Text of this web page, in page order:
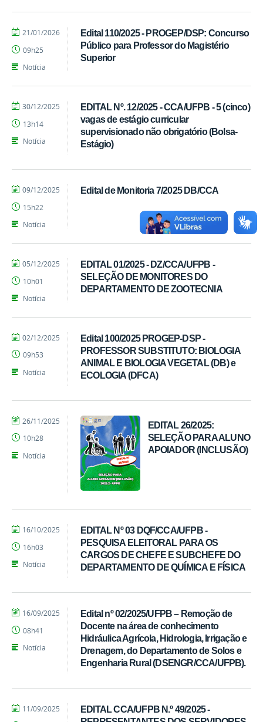
Edital 110/2025 - PROGEP/DSP: Concurso
Público para Professor do Magistério
Superior
por
Candido
publicado
21/01/2026
09h25
Notícia
EDITAL Nº. 12/2025 - CCA/UFPB - 5 (cinco)
vagas de estágio curricular
supervisionado não obrigatório (Bolsa-
Estágio)
por
Candido
publicado
30/12/2025
13h14
Notícia
Edital de Monitoria 7/2025 DB/CCA
por
Candido
publicado
09/12/2025
15h22
Notícia
EDITAL 01/2025 - DZ/CCA/UFPB -
SELEÇÃO DE MONITORES DO
DEPARTAMENTO DE ZOOTECNIA
por
Candido
publicado
05/12/2025
10h01
Notícia
Edital 100/2025 PROGEP-DSP -
PROFESSOR SUBSTITUTO: BIOLOGIA
ANIMAL E BIOLOGIA VEGETAL (DB) e
ECOLOGIA (DFCA)
por
Candido
publicado
02/12/2025
09h53
Notícia
EDITAL 26/2025:
SELEÇÃO PARA ALUNO
APOIADOR (INCLUSÃO)
por
Candido
publicado
26/11/2025
10h28
Notícia
EDITAL Nº 03 DQF/CCA/UFPB -
PESQUISA ELEITORAL PARA OS
CARGOS DE CHEFE E SUBCHEFE DO
DEPARTAMENTO DE QUÍMICA E FÍSICA
por
Candido
publicado
16/10/2025
16h03
Notícia
Edital nº 02/2025/UFPB – Remoção de
Docente na área de conhecimento
Hidráulica Agrícola, Hidrologia, Irrigação e
Drenagem, do Departamento de Solos e
Engenharia Rural (DSENGR/CCA/UFPB).
por
Candido
publicado
16/09/2025
08h41
Notícia
EDITAL CCA/UFPB N.º 49/2025 -
por
publicado
11/09/2025